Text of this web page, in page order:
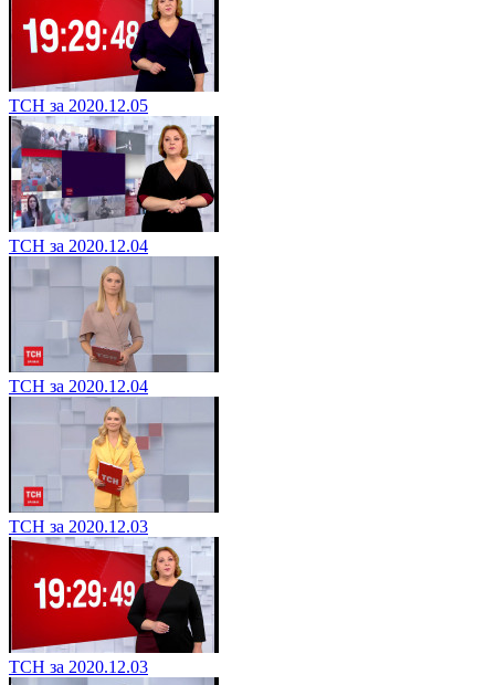
ТСН за 2020.12.05
ТСН за 2020.12.04
ТСН за 2020.12.04
ТСН за 2020.12.03
ТСН за 2020.12.03